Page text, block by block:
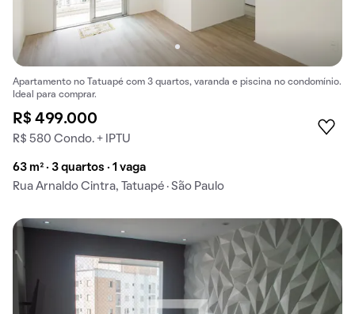
Apartamento no Tatuapé com 3 quartos, varanda e piscina no condomínio.
Ideal para comprar.
R$ 499.000
R$ 580 Condo. + IPTU
63 m² · 3 quartos · 1 vaga
Rua Arnaldo Cintra, Tatuapé · São Paulo